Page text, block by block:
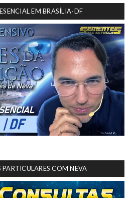
EM BRASÍLIA-DF
PARTICULARES COM NEVA